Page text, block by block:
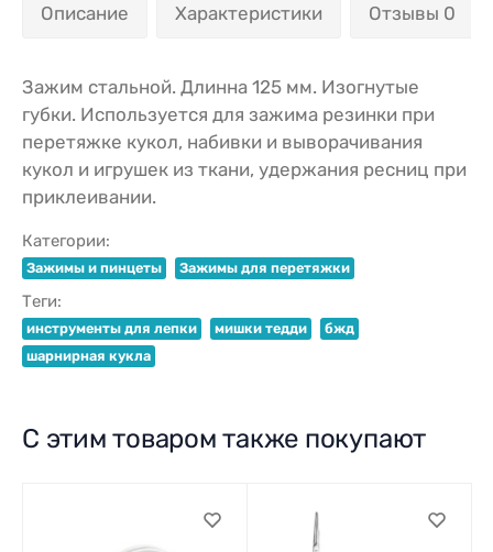
Описание Характеристики Отзывы 0
Зажим стальной. Длинна 125 мм. Изогнутые
губки. Используется для зажима резинки при
перетяжке кукол, набивки и выворачивания
кукол и игрушек из ткани, удержания ресниц при
приклеивании.
Категории:
Зажимы и пинцеты Зажимы для перетяжки
Теги:
инструменты для лепки мишки тедди
бжд
шарнирная кукла
С этим товаром также покупают